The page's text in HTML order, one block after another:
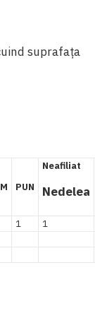
suprafața
PUN
Neafiliat
Nedelea
1
1